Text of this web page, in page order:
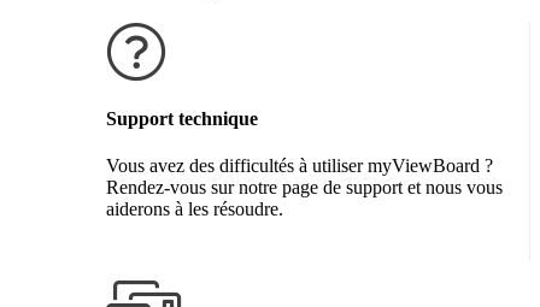
Support technique
Vous avez des difficultés à utiliser myViewBoard ?
Rendez-vous sur notre page de support et nous vous
aiderons à les résoudre.